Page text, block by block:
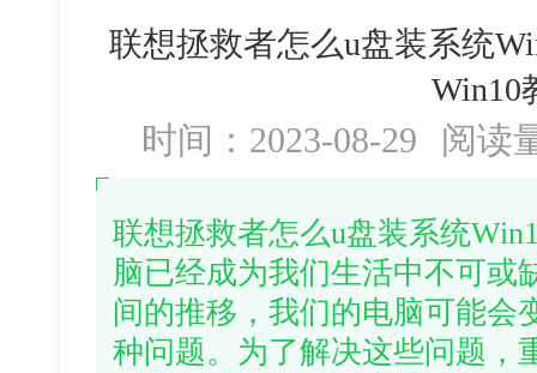
联想拯救者怎么u盘装系统
Win10
时间：2023-08-29 阅读
联想拯救者怎么u盘装系统
脑已经成为我们生活中不可或
间的推移，我们的电脑可能会
种问题。为了解决这些问题，